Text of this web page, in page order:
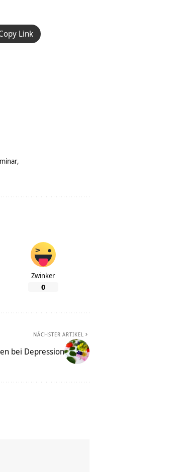
Link
Zwinker
0
NÄCHSTER ARTIKEL
bei Depression